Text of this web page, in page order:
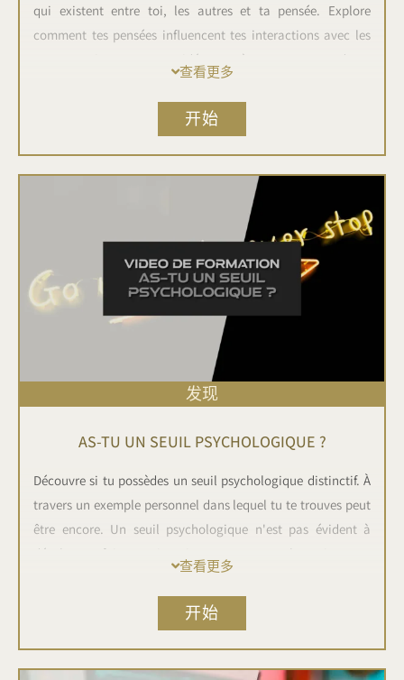
qui existent entre toi, les autres et ta pensée. Explore
comment tes pensées influencent tes interactions avec les
autres, et vice versa. Une vidéo concrète pour comprendre et
améliorer tes relations interpersonnelles en te concentrant
sur ton propre processus de pensée. Explore les liens étroits
entre ta pensée, ton comportement et tes relations avec les
autres.
查看更多
开始
发现
AS-TU UN SEUIL PSYCHOLOGIQUE ?
Découvre si tu possèdes un seuil psychologique distinctif. À
travers un exemple personnel dans lequel tu te trouves peut
être encore. Un seuil psychologique n'est pas évident à
déceler, parfois certains vivent avec toute leur vies sans
savoir qu'un petit déblocage pourrait tout changer ...
查看更多
开始